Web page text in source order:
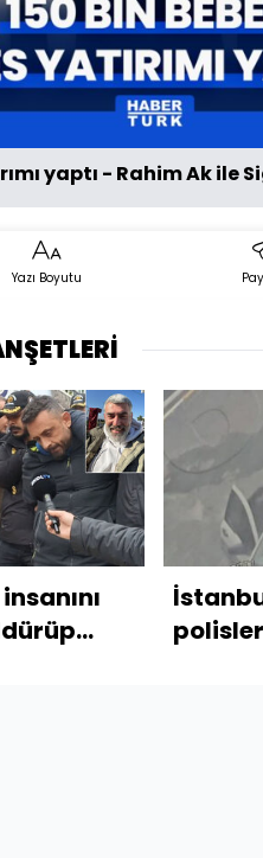
Oynat
yaptı - Rahim Ak ile
Yazı Boyutu